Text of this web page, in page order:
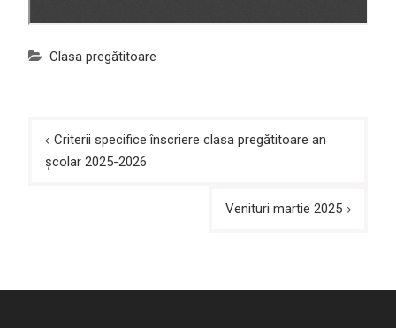
Clasa pregătitoare
Criterii specifice înscriere clasa pregătitoare an
școlar 2025-2026
Venituri martie 2025